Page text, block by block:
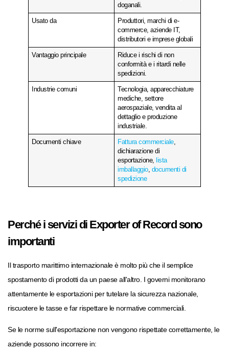
doganali.
Usato da
Produttori, marchi di e-
commerce, aziende IT,
distributori e imprese globali
Vantaggio principale
Riduce i rischi di non
conformità e i ritardi nelle
spedizioni.
Industrie comuni
Tecnologia, apparecchiature
mediche, settore
aerospaziale, vendita al
dettaglio e produzione
industriale.
Documenti chiave Fattura commerciale,
dichiarazione di
esportazione, lista
imballaggio, documenti di
spedizione
Perché i servizi di Exporter of Record sono
importanti
Il trasporto marittimo internazionale è molto più che il semplice
spostamento di prodotti da un paese all'altro. I governi monitorano
attentamente le esportazioni per tutelare la sicurezza nazionale,
riscuotere le tasse e far rispettare le normative commerciali.
Se le norme sull'esportazione non vengono rispettate correttamente, le
aziende possono incorrere in: